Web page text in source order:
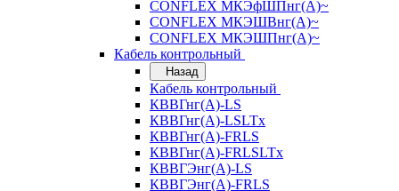
CONFLEX МКЭфШПнг(А)~
CONFLEX МКЭШВнг(А)~
CONFLEX МКЭШПнг(А)~
Кабель контрольный
Назад
Кабель контрольный
КВВГнг(А)-LS
КВВГнг(А)-LSLTx
КВВГнг(А)-FRLS
КВВГнг(А)-FRLSLTx
КВВГЭнг(А)-LS
КВВГЭнг(А)-FRLS